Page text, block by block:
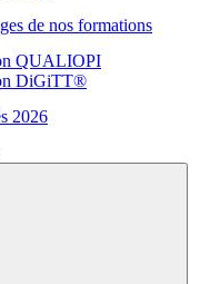
de nos formations
QUALIOPI
DiGiTT®
2026